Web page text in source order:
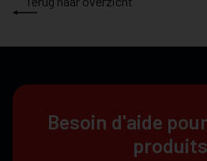
Besoin d'aide